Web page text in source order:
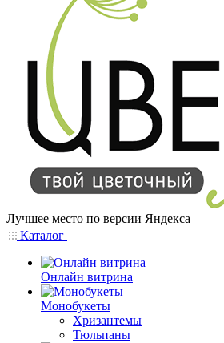
Лучшее место по версии Яндекса
Каталог
Онлайн витрина
Монобукеты
Хризантемы
Тюльпаны